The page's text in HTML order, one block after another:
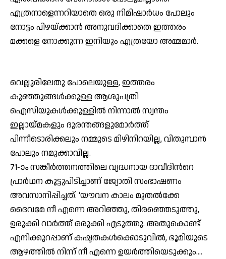
എത്രനാളെന്നറിയാതെ ഒരു നിമിഷാര്‍ധം പോലും
നോട്ടം പിഴയ്ക്കാന്‍ അനുവദിക്കാതെ ഇത്തരം
മക്കളെ നോക്കുന്ന ഇനിയും എത്രയോ അമ്മമാര്‍.
വെല്ലൂരിലേതു പോലെയുള്ള, ഇത്തരം
കുഞ്ഞുങ്ങള്‍ക്കുള്ള ആശുപത്രി
ഐസിയുകള്‍ക്കുള്ളില്‍ നിന്നാല്‍ സ്വന്തം
ഇല്ലായ്മകളും ദുരന്തങ്ങളുമോര്‍ത്ത്
പിന്നീടൊരിക്കലും നമ്മുടെ മിഴിനിറയില്ല, വിതുമ്പാന്‍
പോലും നമുക്കാവില്ല.
71-ാം സങ്കീര്‍ത്തനത്തിലെ വൃദ്ധനായ ദാവീദിന്‍റെ
പ്രാര്‍ഥന കൂട്ടുപിടിച്ചാണ് ജ്യോതി സംഭാഷണം
അവസാനിപ്പിച്ചത്. ‘യൗവന കാലം മുതല്‍ക്കേ
ദൈവമേ നീ എന്നെ അറിഞ്ഞു, തിരഞ്ഞെടുത്തു,
ഉരുക്കി വാര്‍ത്ത് ഒരുക്കി എടുത്തു. അതുകൊണ്ട്
എനിക്കുറപ്പാണ് കഷ്ടതകള്‍ക്കൊടുവില്‍, ഭൂമിയുടെ
ആഴത്തില്‍ നിന്ന് നീ എന്നെ ഉയര്‍ത്തിയെടുക്കും….